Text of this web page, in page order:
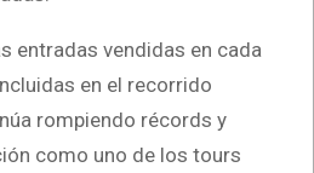
entradas vendidas en cada
en el recorrido
rompiendo récords y
como uno de los tours